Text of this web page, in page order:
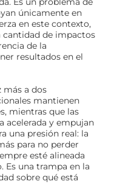
únicamente en
en este contexto,
cantidad de impactos
de la
resultados en el
más a dos
mantienen
mientras que las
acelerada y empujan
una presión real: la
para no perder
esté alineada
Es una trampa en la
sobre qué está